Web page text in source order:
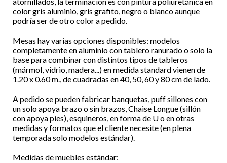
color gris aluminio, gris grafito, negro o blanco aunque
podría ser de otro color a pedido.
Mesas hay varias opciones disponibles: modelos
completamente en aluminio con tablero ranurado o solo la
base para combinar con distintos tipos de tableros
(mármol, vidrio, madera...) en medida standard vienen de
1.20 x 0.60 m., de cuadradas en 40, 50, 60 y 80 cm de lado.
A pedido se pueden fabricar banquetas, puff sillones con
un solo apoya brazo o sin brazos, Chaise Longue (sillón
con apoya pies), esquineros, en forma de U o en otras
medidas y formatos que el cliente necesite (en plena
temporada solo modelos estándar).
Medidas de muebles estándar: